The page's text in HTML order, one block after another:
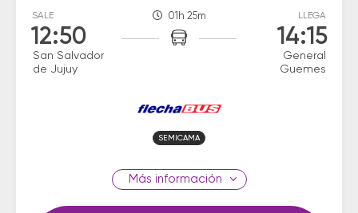
SALE
12:50
San Salvador
de Jujuy
01h 25m LLEGA
14:15
General
Guemes
SEMICAMA
información